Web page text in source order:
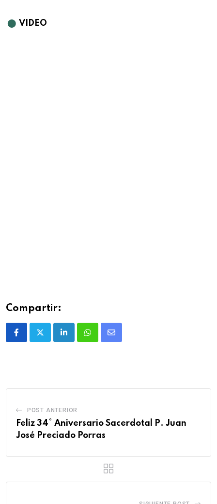
⬤ VIDEO
Compartir:
POST ANTERIOR
Feliz 34° Aniversario Sacerdotal P. Juan
José Preciado Porras